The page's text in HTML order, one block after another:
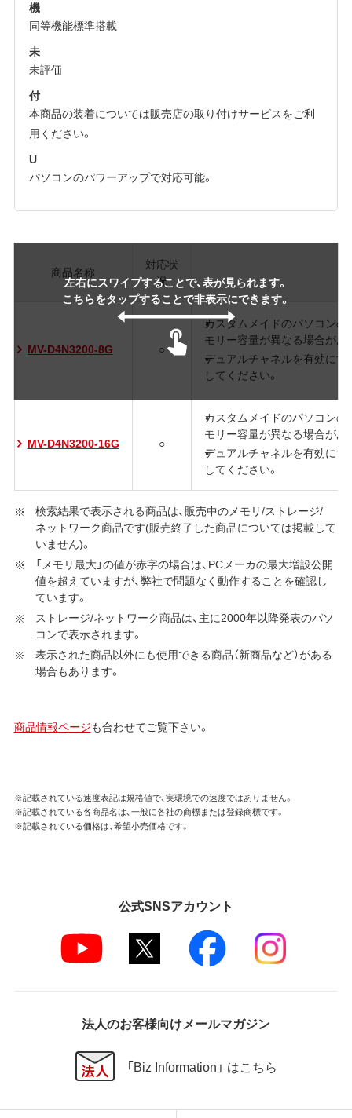
機
同等機能標準搭載
未
未評価
付
本商品の装着については販売店の取り付けサービスをご利
用ください。
U
パソコンのパワーアップで対応可能。
左右にスワイプすることで、表が見られます。
こちらをタップすることで非表示にできます。
商品名称
対応状
況
MV-D4N3200-8G ○
カスタムメイドのパソコンの
モリー容量が異なる場合が
デュアルチャネルを有効にす
してください。
MV-D4N3200-16G ○
カスタムメイドのパソコンの
モリー容量が異なる場合が
デュアルチャネルを有効にす
してください。
検索結果で表示される商品は、販売中のメモリ/ストレージ/
ネットワーク商品です(販売終了した商品については掲載して
いません)。
「メモリ最大」の値が赤字の場合は、PCメーカの最大増設公開
値を超えていますが、弊社で問題なく動作することを確認し
ています。
ストレージ/ネットワーク商品は、主に2000年以降発表のパソ
コンで表示されます。
表示された商品以外にも使用できる商品（新商品など）がある
場合もあります。
商品情報ページも合わせてご覧下さい。
※記載されている速度表記は規格値で、実環境での速度ではありません。
※記載されている各商品名は、一般に各社の商標または登録商標です。
※記載されている価格は、希望小売価格です。
公式SNSアカウント
法人のお客様向けメールマガジン
「Biz Information」 はこちら